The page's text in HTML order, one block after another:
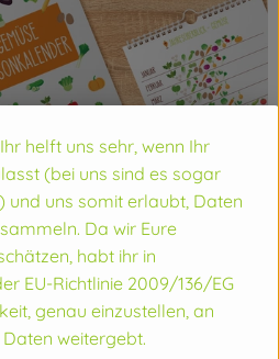
ein, um unseren Saisonkalender
bekommst Du Tipps
helft uns sehr, wenn Ihr
(bei uns sind es sogar
und uns somit erlaubt, Daten
Da wir Eure
habt ihr in
EU-Richtlinie 2009/136/EG
genau einzustellen, an
weitergebt.